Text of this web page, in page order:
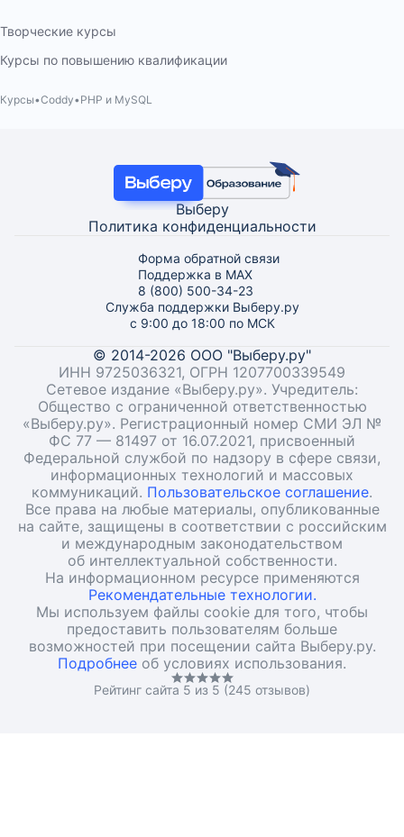
Творческие курсы
Курсы по повышению квалификации
Курсы Coddy PHP и MySQL
Выберу
Политика конфиденциальности
Форма обратной связи
Поддержка в MAX
8 (800) 500-34-23
Служба поддержки Выберу.ру
с 9:00 до 18:00 по МСК
© 2014-2026 ООО "Выберу.ру"
ИНН 9725036321, ОГРН 1207700339549
Сетевое издание «Выберу.ру». Учредитель:
Общество с ограниченной ответственностью
«Выберу.ру». Регистрационный номер СМИ ЭЛ №
ФС 77 — 81497 от 16.07.2021, присвоенный
Федеральной службой по надзору в сфере связи,
информационных технологий и массовых
коммуникаций. Пользовательское соглашение.
Все права на любые материалы, опубликованные
на сайте, защищены в соответствии с российским
и международным законодательством
об интеллектуальной собственности.
На информационном ресурсе применяются
Рекомендательные технологии.
Мы используем файлы cookie для того, чтобы
предоставить пользователям больше
возможностей при посещении сайта Выберу.ру.
Подробнее об условиях использования.
Рейтинг сайта 5 из 5 (245 отзывов)